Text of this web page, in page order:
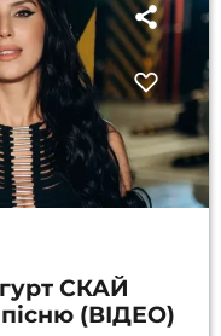
гурт СКАЙ
(ВІДЕО)